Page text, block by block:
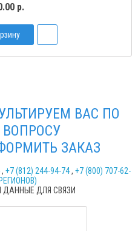
р.
ВАС ПО
ЗАКАЗ
, +7 (812) 244-94-74, +7 (800) 707-62-
ДАННЫЕ ДЛЯ СВЯЗИ